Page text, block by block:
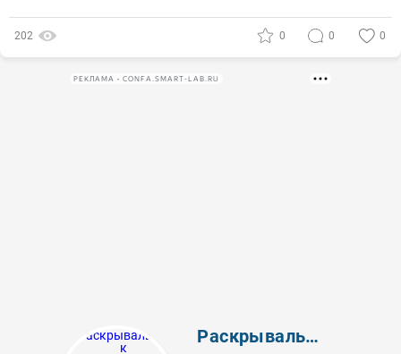
202 0 0 0
РЕКЛАМА • CONFA.SMART-LAB.RU
Раскрывальщик